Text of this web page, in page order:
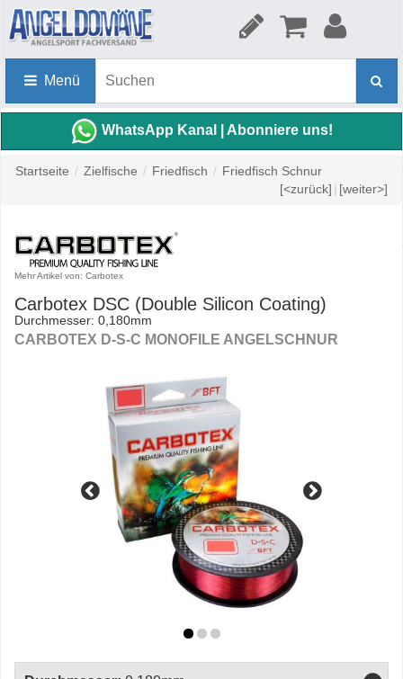
Menü
WhatsApp Kanal | Abonniere uns!
Startseite / Zielfische / Friedfisch / Friedfisch Schnur
[<zurück] | [weiter>]
Mehr Artikel von: Carbotex
Carbotex DSC (Double Silicon Coating)
Durchmesser: 0,180mm
CARBOTEX D-S-C MONOFILE ANGELSCHNUR